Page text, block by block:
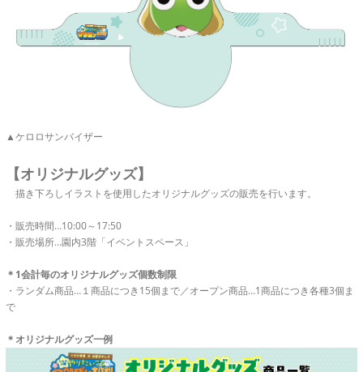
▲ケロロサンバイザー
【オリジナルグッズ】
描き下ろしイラストを使用したオリジナルグッズの販売を行います。
・販売時間…10:00～17:50
・販売場所…園内3階「イベントスペース」
＊1会計毎のオリジナルグッズ個数制限
・ランダム商品…１商品につき15個まで／オープン商品…1商品につき各種3個ま
で
＊オリジナルグッズ一例